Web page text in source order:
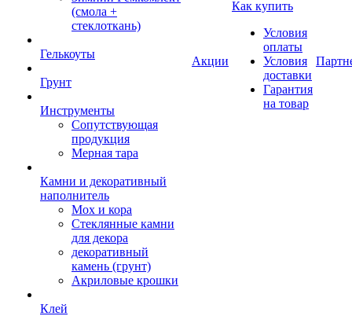
(смола +
стеклоткань)
Гелькоуты
Грунт
Инструменты
Сопутствующая
продукция
Мерная тара
Камни и декоративный
наполнитель
Мох и кора
Стеклянные камни
для декора
декоративный
камень (грунт)
Акриловые крошки
Клей
Акции
Как купить
Условия
оплаты
Условия
доставки
Гарантия
на товар